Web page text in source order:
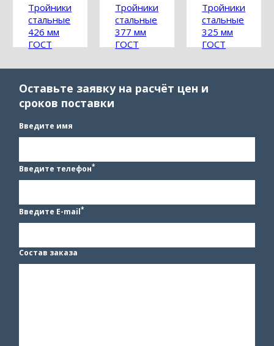
Тройники
стальные
426 мм
ГОСТ
2001
Тройники
стальные
377 мм
ГОСТ
2001
Тройники
стальные
325 мм
ГОСТ
2001
Оставьте заявку на расчёт цен и
сроков поставки
Введите имя
Введите телефон*
Введите E-mail*
Состав заказа